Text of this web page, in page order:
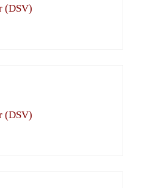
(DSV)
(DSV)